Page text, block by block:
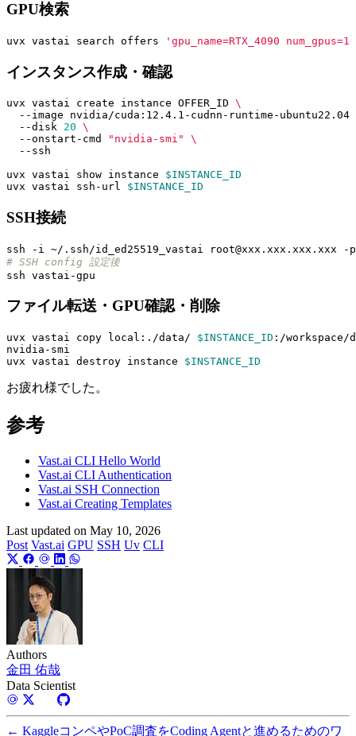
GPU検索
uvx vastai search offers 'gpu_name=RTX_4090
インスタンス作成・確認
uvx vastai create instance OFFER_ID
  --image nvidia/cuda:12.4.1-cudnn-runtime-ubuntu22.04
  --disk
20
  --onstart-cmd
"nvidia-smi"
uvx vastai show instance $INSTANCE_ID
uvx vastai ssh-url $INSTANCE_ID
SSH接続
ssh -i ~/.ssh/id_ed25519_vastai root@xxx.xxx.xxx.xxx
# SSH config 設定後
ファイル転送・GPU確認・削除
uvx vastai copy local:./data/ $INSTANCE_ID
uvx vastai destroy instance $INSTANCE_ID
お疲れ様でした。
参考
Vast.ai CLI Hello World
Vast.ai CLI Authentication
Vast.ai SSH Connection
Vast.ai Creating Templates
Last updated on May 10, 2026
Post Vast.ai GPU SSH Uv CLI
Authors
金田 佑哉
Data Scientist
← KaggleコンペやPoC調査をCoding Agentと進めるためのワ